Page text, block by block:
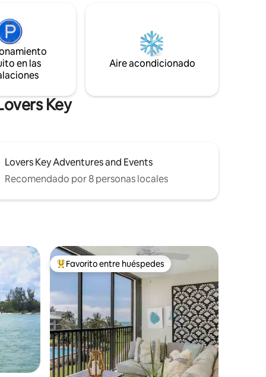
a
A poca
duplica tu espacio habitable y ofrece una
barrera contra plagas voladoras y una
protección UV significativa.
en las
Aire acondicionado
Key
Lovers Key Adventures and Events
Recomendado por 8 personas locales
Favorito entre huéspedes preferido
Favorito entre huéspedes